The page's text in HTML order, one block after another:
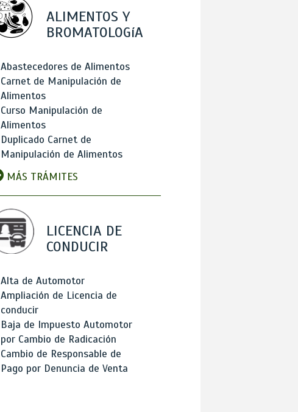
ALIMENTOS Y
BROMATOLOGíA
Abastecedores de Alimentos
Carnet de Manipulación de
Alimentos
Curso Manipulación de
Alimentos
Duplicado Carnet de
Manipulación de Alimentos
MÁS TRÁMITES
LICENCIA DE
CONDUCIR
Alta de Automotor
Ampliación de Licencia de
conducir
Baja de Impuesto Automotor
por Cambio de Radicación
Cambio de Responsable de
Pago por Denuncia de Venta